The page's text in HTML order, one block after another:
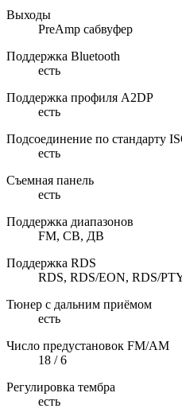
Выходы
PreAmp сабвуфер
Поддержка Bluetooth
есть
Поддержка профиля A2DP
есть
Подсоединение по стандарту
есть
Съемная панель
есть
Поддержка диапазонов
FM, СВ, ДВ
Поддержка RDS
RDS, RDS/EON, RDS/
Тюнер с дальним приёмом
есть
Число предустановок FM/AM
18 / 6
Регулировка тембра
есть